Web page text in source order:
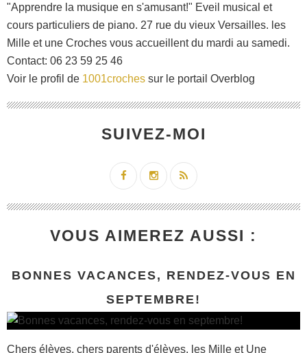
"Apprendre la musique en s'amusant!" Eveil musical et
cours particuliers de piano. 27 rue du vieux Versailles. les
Mille et une Croches vous accueillent du mardi au samedi.
Contact: 06 23 59 25 46
Voir le profil de 1001croches sur le portail Overblog
SUIVEZ-MOI
VOUS AIMEREZ AUSSI :
BONNES VACANCES, RENDEZ-VOUS EN
SEPTEMBRE!
Chers élèves, chers parents d'élèves, les Mille et Une